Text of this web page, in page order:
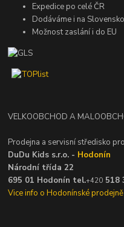
Expedice po celé ČR
Dodáváme i na Slovensko
Možnost zaslání i do EU
VELKOOBCHOD A
Prodejna a servisní středisko
DuDu Kids s.r.o. - Hodonín
Národní třída 22
695 01 Hodonín tel.+420 518
Vice info o Hodonínské prodejně